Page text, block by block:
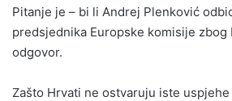
Pitanje je – bi li Andrej Plenković
predsjednika Europske komisije zbog
odgovor.
Zašto Hrvati ne ostvaruju iste